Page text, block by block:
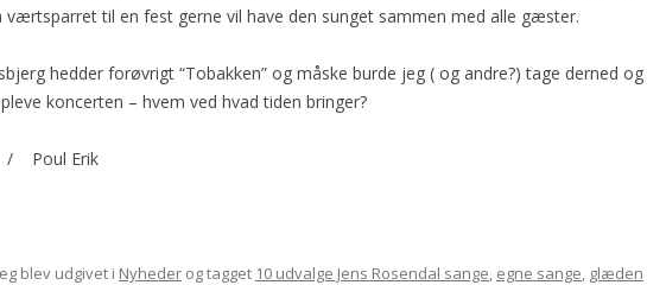
værtsparret til en fest gerne vil have den sunget sammen med alle gæster.
hedder forøvrigt “Tobakken” og måske burde jeg ( og andre?) tage derned og
koncerten – hvem ved hvad tiden bringer?
Poul Erik
blev udgivet i Nyheder og tagget 10 udvalge Jens Rosendal sange, egne sange, glæden